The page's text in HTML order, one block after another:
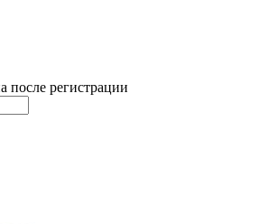
после регистрации